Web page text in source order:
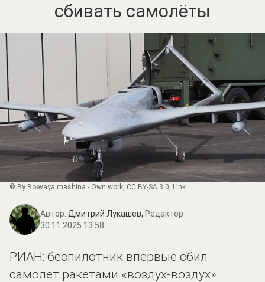
сбивать самолёты
© By Boevaya mashina - Own work, CC BY-SA 3.0, Link
Автор: Дмитрий Лукашев, Редактор
30.11.2025 13:58
РИАН: беспилотник впервые сбил
самолёт ракетами «воздух-воздух»